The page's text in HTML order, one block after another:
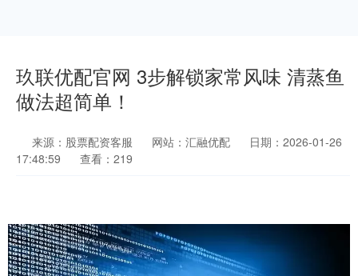
玖联优配官网 3步解锁家常风味 清蒸鱼
做法超简单！
来源：股票配资客服 网站：汇融优配
日期：2026-01-26
17:48:59
查看：219